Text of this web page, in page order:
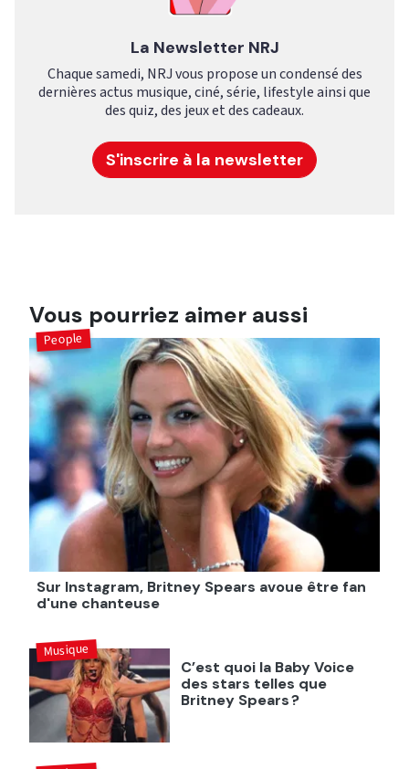
La Newsletter NRJ
Chaque samedi, NRJ vous propose un condensé des
dernières actus musique, ciné, série, lifestyle ainsi que
des quiz, des jeux et des cadeaux.
S'inscrire à la newsletter
Vous pourriez aimer aussi
Sur Instagram, Britney Spears avoue être fan
d'une chanteuse
People
C’est quoi la Baby Voice
des stars telles que
Britney Spears ?
Musique